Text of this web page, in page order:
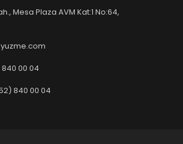
Mesa Plaza AVM Kat:1 No:64,
00 04
840 00 04